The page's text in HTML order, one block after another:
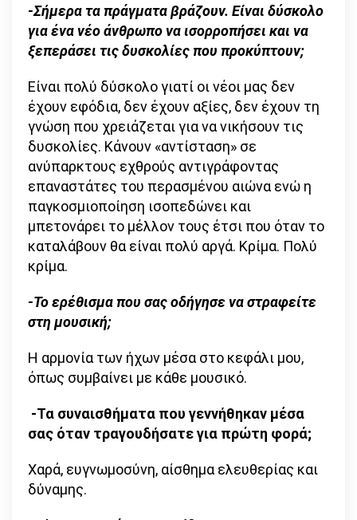
-Σήμερα τα πράγματα βράζουν. Είναι δύσκολο
για ένα νέο άνθρωπο να ισορροπήσει και να
ξεπεράσει τις δυσκολίες που προκύπτουν;
Είναι πολύ δύσκολο γιατί οι νέοι μας δεν
έχουν εφόδια, δεν έχουν αξίες, δεν έχουν τη
γνώση που χρειάζεται για να νικήσουν τις
δυσκολίες. Κάνουν «αντίσταση» σε
ανύπαρκτους εχθρούς αντιγράφοντας
επαναστάτες του περασμένου αιώνα ενώ η
παγκοσμιοποίηση ισοπεδώνει και
μπετονάρει το μέλλον τους έτσι που όταν το
καταλάβουν θα είναι πολύ αργά. Κρίμα. Πολύ
κρίμα.
-Το ερέθισμα που σας οδήγησε να στραφείτε
στη μουσική;
Η αρμονία των ήχων μέσα στο κεφάλι μου,
όπως συμβαίνει με κάθε μουσικό.
-Τα συναισθήματα που γεννήθηκαν μέσα
σας όταν τραγουδήσατε για πρώτη φορά;
Χαρά, ευγνωμοσύνη, αίσθημα ελευθερίας και
δύναμης.